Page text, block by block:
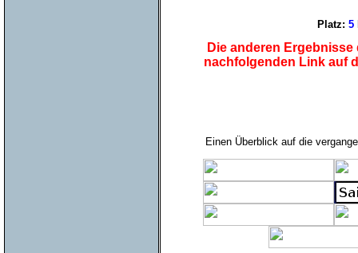
Platz: 5
Die anderen
nachfolgenden Link auf
Einen Überblick auf die